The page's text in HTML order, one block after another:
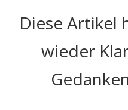
Diese Artikel
wieder